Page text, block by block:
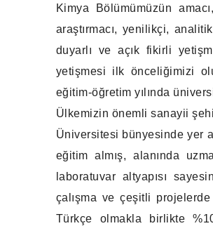
Kimya Bölümümüzün
araştırmacı, yenilikçi,
duyarlı ve açık fikirli
yetişmesi ilk önceliğimizi
eğitim-öğretim yılında
Ülkemizin önemli sanayii
Üniversitesi bünyesinde yer
eğitim almış, alanında
laboratuvar altyapısı
çalışma ve çeşitli
Türkçe olmakla birlikte